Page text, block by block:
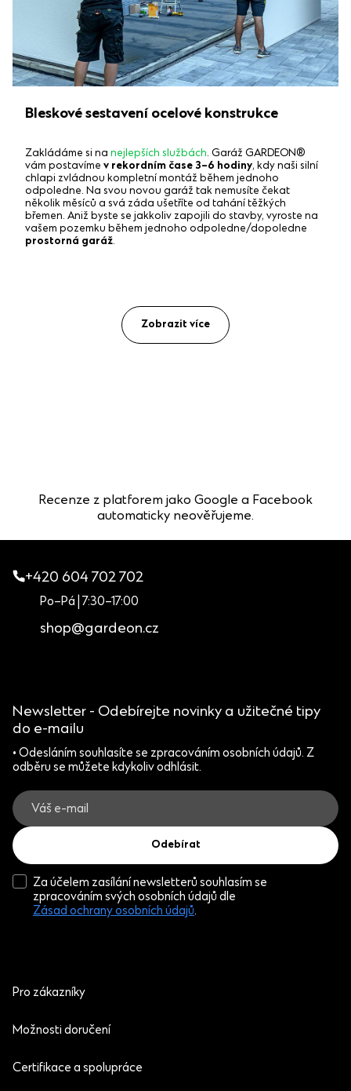
Bleskové sestavení ocelové konstrukce
Zakládáme si na nejlepších službách. Garáž GARDEON®
vám postavíme v rekordním čase 3–6 hodiny, kdy naši silní
chlapi zvládnou kompletní montáž během jednoho
odpoledne. Na svou novou garáž tak nemusíte čekat
několik měsíců a svá záda ušetříte od tahání těžkých
břemen. Aniž byste se jakkoliv zapojili do stavby, vyroste na
vašem pozemku během jednoho odpoledne/dopoledne
prostorná garáž.
Zobrazit více
Recenze z platforem jako Google a Facebook
automaticky neověřujeme.
+420 604 702 702
Po–Pá | 7:30–17:00
shop@gardeon.cz
Newsletter - Odebírejte novinky a užitečné tipy
do e-mailu
• Odesláním souhlasíte se zpracováním osobních údajů. Z
odběru se můžete kdykoliv odhlásit.
Odebírat
Za účelem zasílání newsletterů souhlasím se
zpracováním svých osobních údajů dle
Zásad ochrany osobních údajů.
Pro zákazníky
Certifikace a spolupráce
Možnosti doručení